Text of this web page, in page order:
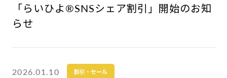
「らいひよ®︎SNSシェア割引」開始のお知
らせ
2026.01.10 割引・セール